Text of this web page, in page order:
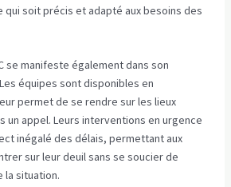
soit précis et adapté aux besoins des
se manifeste également dans son
équipes sont disponibles en
permet de se rendre sur les lieux
un appel. Leurs interventions en urgence
inégalé des délais, permettant aux
sur leur deuil sans se soucier de
la situation.